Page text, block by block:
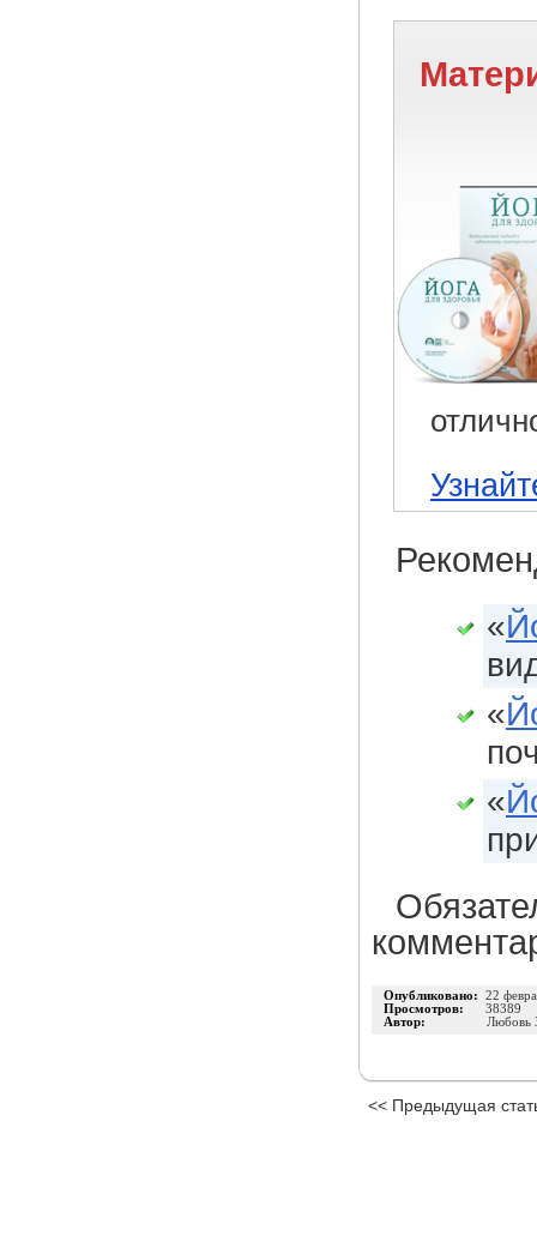
«
«
«
Опубликовано: 22
Просмотров: 38389
Автор:
Любовь
<< Предыдущая